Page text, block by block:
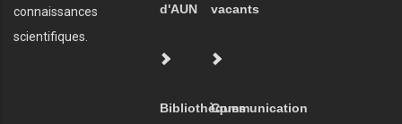
connaissances
scientifiques.
d'AUN
vacants
BibliothèquesCommunication